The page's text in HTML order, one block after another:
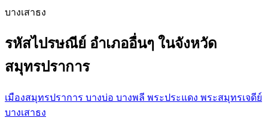
บางเสาธง
รหัสไปรษณีย์ อำเภออื่นๆ ในจังหวัด
สมุทรปราการ
เมืองสมุทรปราการ บางบ่อ บางพลี พระประแดง พระสมุทรเจดีย์
บางเสาธง